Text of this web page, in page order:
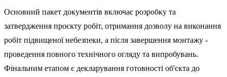
Основний пакет документів включає розробку та
затвердження проєкту робіт, отримання дозволу на виконання
робіт підвищеної небезпеки, а після завершення монтажу -
проведення повного технічного огляду та випробувань.
Фінальним етапом є декларування готовності об'єкта до